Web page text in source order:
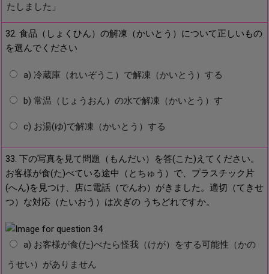
たしました」
32. 食品（しょくひん）の解凍（かいとう）について正しいもの
を選んでください
a) 冷蔵庫（れいぞうこ）で解凍（かいとう）する
b) 常温（じょうおん）の水で解凍（かいとう）す
c) お湯(ゆ)で解凍（かいとう）する
33. 下の写真を見て問題（もんだい）を答(こた)えてください。
お客様が食(た)べている途中（とちゅう）で、プラスチック片
(へん)を見つけ、店に電話（でんわ）がきました。適切（てきせ
つ）な対応（たいおう）は次ぎの うちどれですか。
a) お客様が食(た)べたら怪我（けが）をする可能性（かの
うせい）がありません